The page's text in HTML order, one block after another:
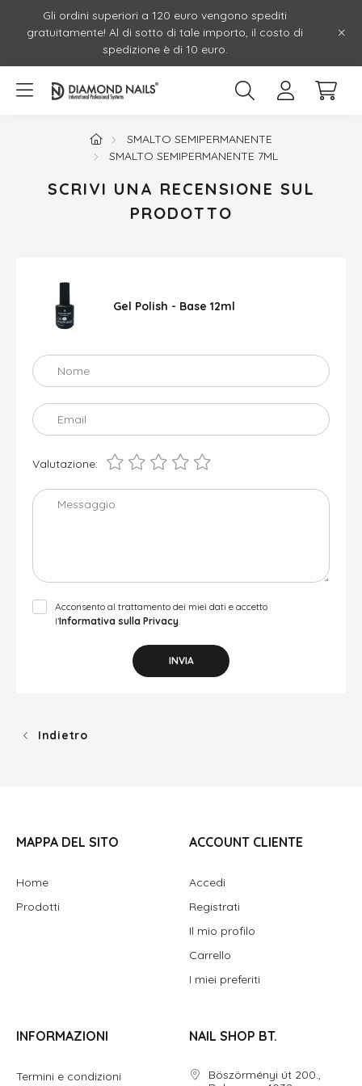
Gli ordini superiori a 120 euro vengono spediti
gratuitamente! Al di sotto di tale importo, il costo di
spedizione è di 10 euro.
SMALTO SEMIPERMANENTE
SMALTO SEMIPERMANENTE 7ML
SCRIVI UNA RECENSIONE SUL
PRODOTTO
Gel Polish - Base 12ml
Nome
Email
Valutazione:
Messaggio
Acconsento al trattamento dei miei dati e accetto
l’Informativa sulla Privacy
INVIA
Indietro
MAPPA DEL SITO
Home
Prodotti
ACCOUNT CLIENTE
Accedi
Registrati
Il mio profilo
Carrello
I miei preferiti
INFORMAZIONI
Termini e condizioni
NAIL SHOP BT.
Böszörményi út 200.,